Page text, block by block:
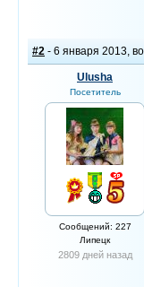
#2 - 6 января 2013,
Ulusha
Посетитель
Сообщений: 227
Липецк
2809 дней назад